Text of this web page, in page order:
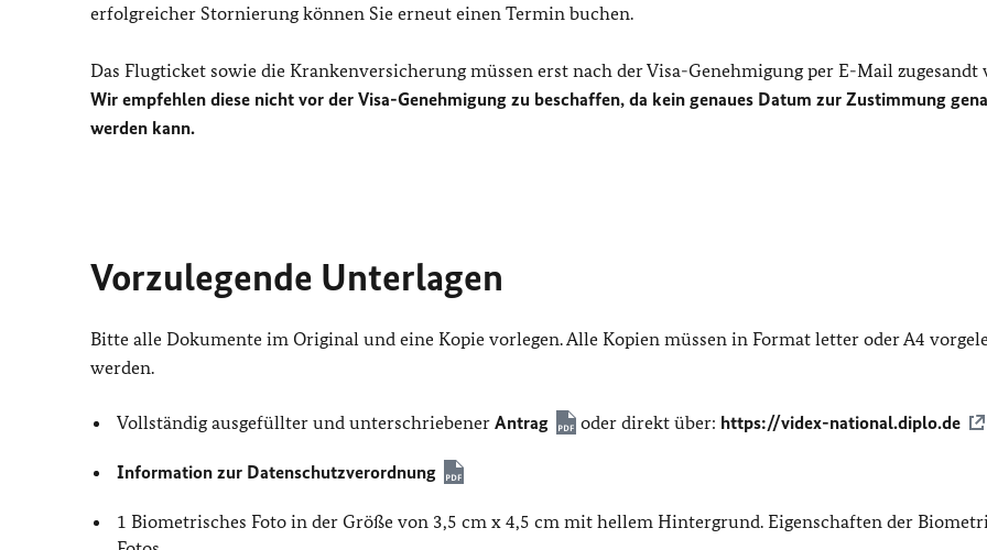
erfolgreicher Stornierung können Sie erneut einen Termin buchen.
Das Flugticket sowie die Krankenversicherung müssen erst nach der Visa-Genehmigung per E-Mail zugesandt
Wir empfehlen diese nicht vor der Visa-Genehmigung zu beschaffen, da kein genaues Datum zur Zustimmung
werden kann.
Vorzulegende Unterlagen
Bitte alle Dokumente im Original und eine Kopie vorlegen. Alle Kopien müssen in Format letter oder A4
werden.
Vollständig ausgefüllter und unterschriebenerAntrag oder direkt über: https://videx-national.diplo.de
Information zur Datenschutzverordnung
1 Biometrisches Foto in der Größe von 3,5 cm x 4,5 cm mit hellem Hintergrund. Eigenschaften der